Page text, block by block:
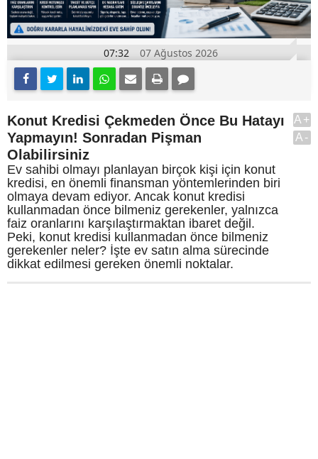
07:32 07 Ağustos 2026
Konut Kredisi Çekmeden Önce Bu Hatayı
Yapmayın! Sonradan Pişman
Olabilirsiniz
Ev sahibi olmayı planlayan birçok kişi için konut
kredisi, en önemli finansman yöntemlerinden biri
olmaya devam ediyor. Ancak konut kredisi
kullanmadan önce bilmeniz gerekenler, yalnızca
faiz oranlarını karşılaştırmaktan ibaret değil.
Peki, konut kredisi kullanmadan önce bilmeniz
gerekenler neler? İşte ev satın alma sürecinde
dikkat edilmesi gereken önemli noktalar.
A+
A-